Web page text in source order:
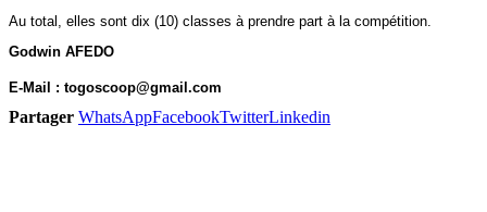
Au total, elles sont dix (10) classes à prendre part à la compétition.
Godwin AFEDO
E-Mail : togoscoop@gmail.com
Partager WhatsAppFacebookTwitterLinkedin